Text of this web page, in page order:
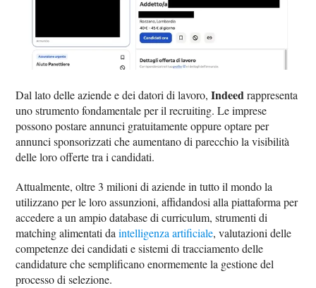
Dal lato delle aziende e dei datori di lavoro,Indeedrappresenta
uno strumento fondamentale per il recruiting. Le imprese
possono postare annunci gratuitamente oppure optare per
annunci sponsorizzati che aumentano di parecchio la visibilità
delle loro offerte tra i candidati.
Attualmente, oltre 3 milioni di aziende in tutto il mondo la
utilizzano per le loro assunzioni, affidandosi alla piattaforma per
accedere a un ampio database di curriculum, strumenti di
matching alimentati daintelligenza artificiale, valutazioni delle
competenze dei candidati e sistemi di tracciamento delle
candidature che semplificano enormemente la gestione del
processo di selezione.